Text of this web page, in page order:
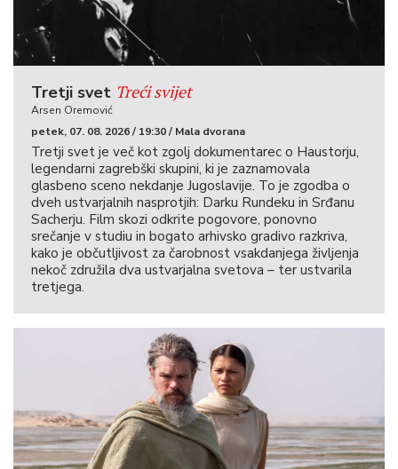
Tretji svet Treći svijet
Arsen Oremović
petek, 07. 08. 2026 / 19:30 / Mala dvorana
Tretji svet je več kot zgolj dokumentarec o Haustorju,
legendarni zagrebški skupini, ki je zaznamovala
glasbeno sceno nekdanje Jugoslavije. To je zgodba o
dveh ustvarjalnih nasprotjih: Darku Rundeku in Srđanu
Sacherju. Film skozi odkrite pogovore, ponovno
srečanje v studiu in bogato arhivsko gradivo razkriva,
kako je občutljivost za čarobnost vsakdanjega življenja
nekoč združila dva ustvarjalna svetova – ter ustvarila
tretjega.